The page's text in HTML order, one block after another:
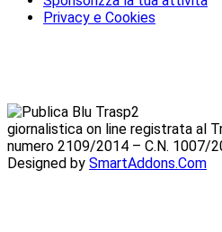
Privacy e Cookies
giornalistica on line registrata al
numero 2109/2014 – C.N. 1007/
Designed by SmartAddons.Com